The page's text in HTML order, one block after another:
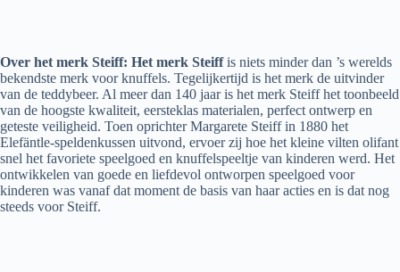
Over het merk Steiff: Het merk Steiffis niets minder dan ’s werelds
bekendste merk voor knuffels. Tegelijkertijd is het merk de uitvinder
van de teddybeer. Al meer dan 140 jaar is het merk Steiff het toonbeeld
van de hoogste kwaliteit, eersteklas materialen, perfect ontwerp en
geteste veiligheid. Toen oprichter Margarete Steiff in 1880 het
Elefäntle-speldenkussen uitvond, ervoer zij hoe het kleine vilten olifant
snel het favoriete speelgoed en knuffelspeeltje van kinderen werd. Het
ontwikkelen van goede en liefdevol ontworpen speelgoed voor
kinderen was vanaf dat moment de basis van haar acties en is dat nog
steeds voor Steiff.